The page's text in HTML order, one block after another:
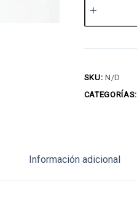
de
Completo
Motor
cantidad
SKU:N/D
CATEGORÍAS:
Información adicional